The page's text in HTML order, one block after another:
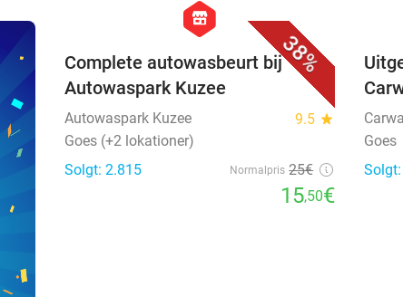
38%
hexagon
store
Complete autowasbeurt bij
Autowaspark Kuzee
Autowaspark Kuzee 9.5 star
Goes (+2 lokationer)
Solgt: 2.815
Normalpris 25€
15,50€
Goes